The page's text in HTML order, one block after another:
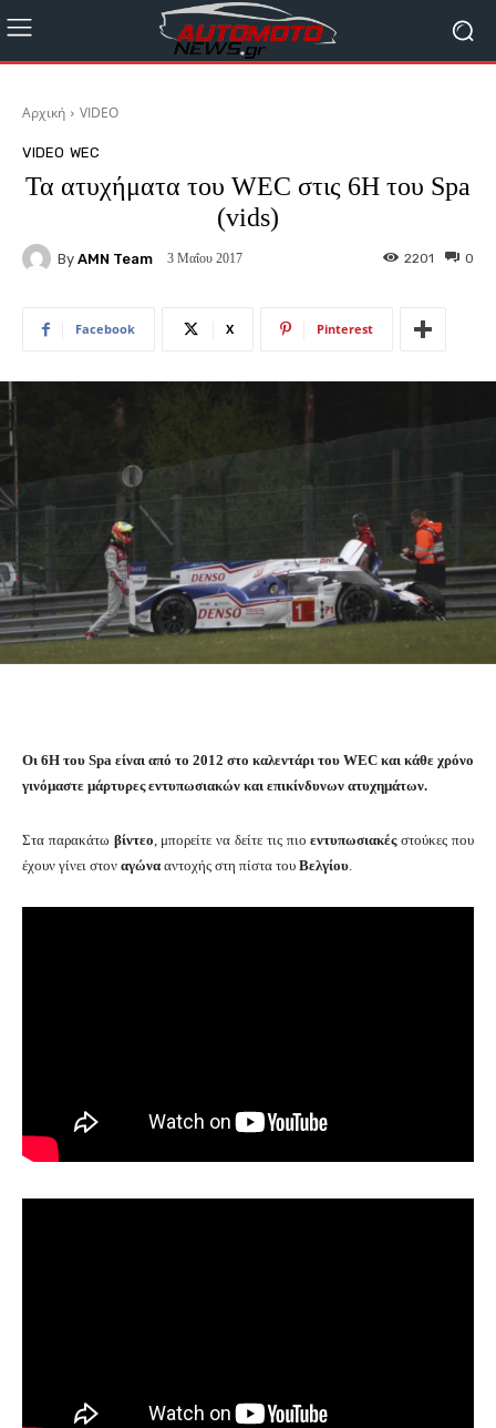
Αρχική VIDEO
VIDEO WEC
Τα ατυχήματα του WEC στις 6Η του Spa
(vids)
By AMN Team 3 Μαΐου 2017 0
2201
Facebook X Pinterest
Οι 6H του Spa είναι από το 2012 στο καλεντάρι του WEC και κάθε χρόνο
γινόμαστε μάρτυρες εντυπωσιακών και επικίνδυνων ατυχημάτων.
Στα παρακάτω βίντεο, μπορείτε να δείτε τις πιοεντυπωσιακέςστούκες που
έχουν γίνει στον αγώνα αντοχής στη πίστα του Βελγίου.